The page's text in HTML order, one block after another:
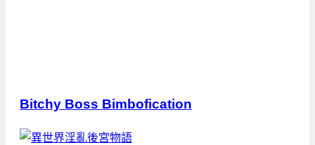
Bitchy Boss Bimbofication